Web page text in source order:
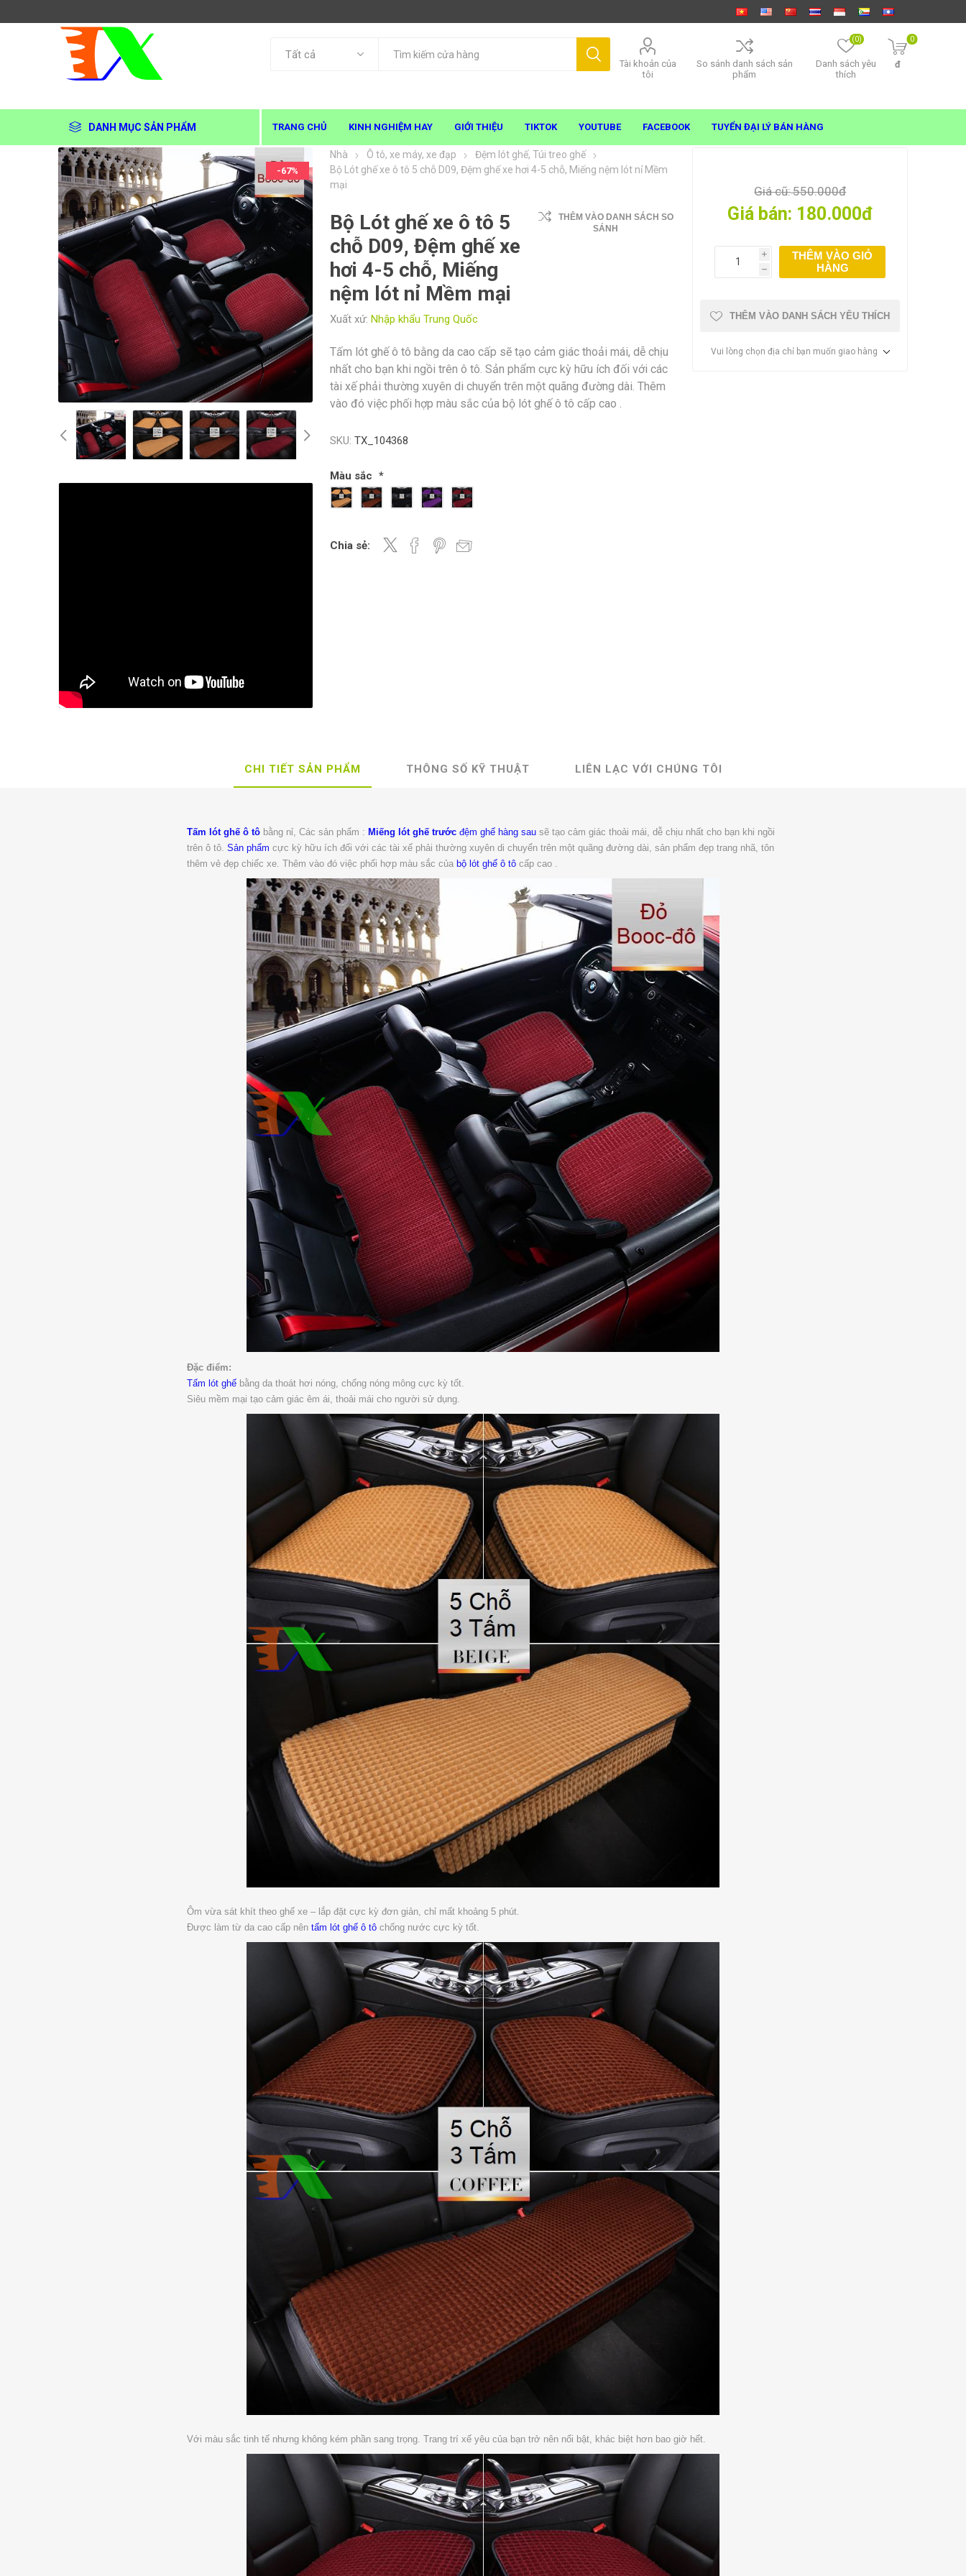
Tài khoản của
tôi
So sánh danh sách sản
phẩm
Danh sách yêu
thích
(0) 0
đ
DANH MỤC SẢN PHẨM TRANG CHỦ KINH NGHIỆM HAY GIỚI THIỆU TIKTOK YOUTUBE FACEBOOK TUYỂN ĐẠI LÝ BÁN HÀNG
-67%
Nhà Ô tô, xe máy, xe đạp
Đệm lót ghế, Túi treo ghế
Bộ Lót ghế xe ô tô 5 chỗ D09, Đệm ghế xe hơi 4-5 chỗ, Miếng nệm lót nỉ Mềm
mại
Bộ Lót ghế xe ô tô 5
chỗ D09, Đệm ghế xe
hơi 4-5 chỗ, Miếng
nệm lót nỉ Mềm mại
Xuất xứ: Nhập khẩu Trung Quốc
THÊM VÀO DANH SÁCH SO
SÁNH
Tấm lót ghế ô tô bằng da cao cấp sẽ tạo cảm giác thoải mái, dễ chịu
nhất cho bạn khi ngồi trên ô tô. Sản phẩm cực kỳ hữu ích đối với các
tài xế phải thường xuyên di chuyển trên một quãng đường dài. Thêm
vào đó việc phối hợp màu sắc của bộ lót ghế ô tô cấp cao .
SKU: TX_104368
Màu sắc *
Chia sẻ:
Giá cũ:550.000đ
Giá bán: 180.000đ
i
h
THÊM VÀO GIỎ
HÀNG
THÊM VÀO DANH SÁCH YÊU THÍCH
Vui lòng chọn địa chỉ bạn muốn giao hàng
CHI TIẾT SẢN PHẨM THÔNG SỐ KỸ THUẬT LIÊN LẠC VỚI CHÚNG TÔI
Tấm lót ghế ô tô bằng nỉ, Các sản phẩm : Miếng lót ghế trước đệm ghế hàng sau sẽ tạo cảm giác thoải mái, dễ chịu nhất cho bạn khi ngồi
trên ô tô.Sản phẩm cực kỳ hữu ích đối với các tài xế phải thường xuyên di chuyển trên một quãng đường dài, sản phẩm đẹp trang nhã, tôn
thêm vẻ đẹp chiếc xe. Thêm vào đó việc phối hợp màu sắc của bộ lót ghế ô tô cấp cao .
Đặc điểm:
Tấm lót ghế bằng da thoát hơi nóng, chống nóng mông cực kỳ tốt.
Siêu mềm mại tạo cảm giác êm ái, thoải mái cho người sử dụng.
Ôm vừa sát khít theo ghế xe – lắp đặt cực kỳ đơn giản, chỉ mất khoảng 5 phút.
Được làm từ da cao cấp nêntấm lót ghế ô tô chống nước cực kỳ tốt.
Với màu sắc tinh tế nhưng không kém phần sang trọng. Trang trí xế yêu của bạn trở nên nổi bật, khác biệt hơn bao giờ hết.